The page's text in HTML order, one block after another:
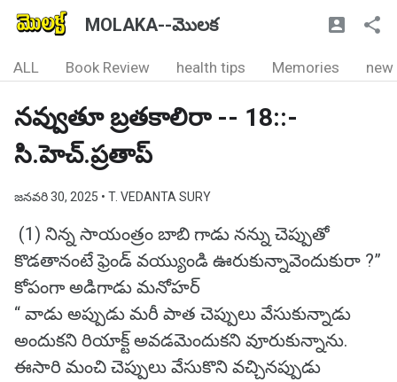
MOLAKA--మొలక
ALL Book Review health tips Memories new
నవ్వుతూ బ్రతకాలిరా -- 18::-
సి.హెచ్.ప్రతాప్
జనవరి 30, 2025 • T. VEDANTA SURY
(1) నిన్న సాయంత్రం బాబి గాడు నన్ను చెప్పుతో
కొడతానంటే ఫ్రెండ్ వయ్యుండి ఊరుకున్నావెందుకురా ?”
కోపంగా అడిగాడు మనోహర్
“ వాడు అప్పుడు మరీ పాత చెప్పులు వేసుకున్నాడు
అందుకని రియాక్ట్ అవడమెందుకని వూరుకున్నాను.
ఈసారి మంచి చెప్పులు వేసుకొని వచ్చినప్పుడు